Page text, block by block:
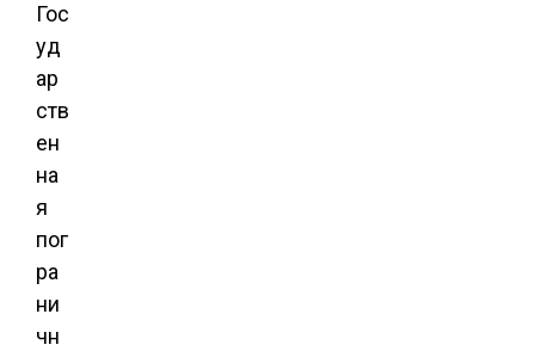
Гос
уд
ар
ств
ен
на
я
пог
ра
ни
чн